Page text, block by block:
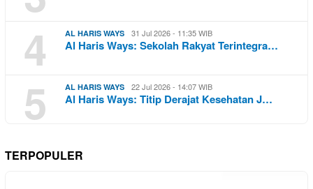
4 AL HARIS WAYS 31 Jul 2026 - 11:35 WIB
Al Haris Ways: Sekolah Rakyat Terintegra…
5 AL HARIS WAYS 22 Jul 2026 - 14:07 WIB
Al Haris Ways: Titip Derajat Kesehatan J…
TERPOPULER